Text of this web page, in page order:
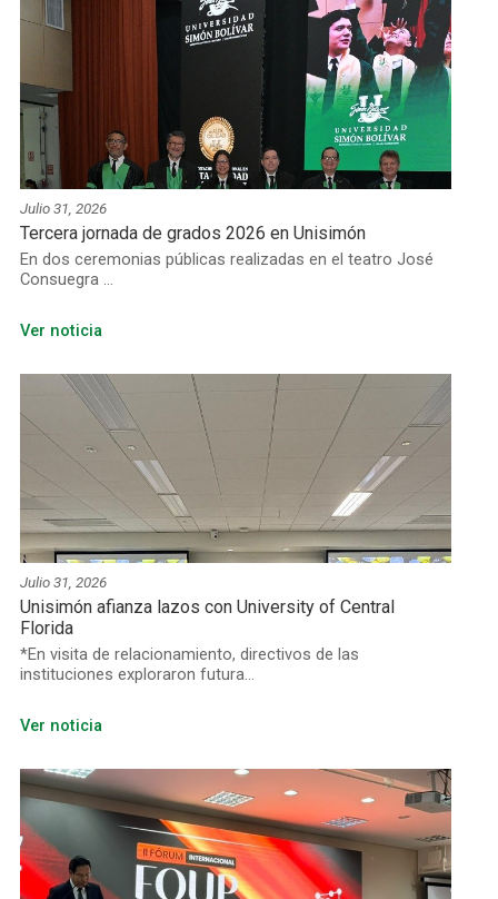
Julio 31, 2026
Tercera jornada de grados 2026 en Unisimón
En dos ceremonias públicas realizadas en el teatro José
Consuegra ...
Ver noticia
Julio 31, 2026
Unisimón afianza lazos con University of Central
Florida
*En visita de relacionamiento, directivos de las
instituciones exploraron futura...
Ver noticia